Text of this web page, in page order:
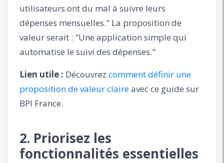
utilisateurs ont du mal à suivre leurs
dépenses mensuelles." La proposition de
valeur serait : "Une application simple qui
automatise le suivi des dépenses."
Lien utile : Découvrez comment définir une
proposition de valeur claireavec ce guide sur
BPI France.
2. Priorisez les
fonctionnalités essentielles